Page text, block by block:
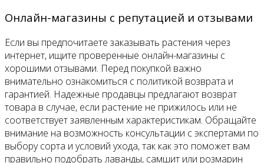
Онлайн-магазины с репутацией и отзывами
Если вы предпочитаете заказывать растения через
интернет, ищите проверенные онлайн-магазины с
хорошими отзывами. Перед покупкой важно
внимательно ознакомиться с политикой возврата и
гарантией. Надежные продавцы предлагают возврат
товара в случае, если растение не прижилось или не
соответствует заявленным характеристикам. Обращайте
внимание на возможность консультации с экспертами по
выбору сорта и условий ухода, так как это поможет вам
правильно подобрать лаванды, самшит или розмарин